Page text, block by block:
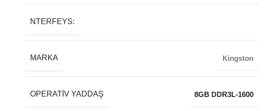
NTERFEYS:
MARKA Kingston
OPERATIV YADDAŞ 8GB DDR3L-1600